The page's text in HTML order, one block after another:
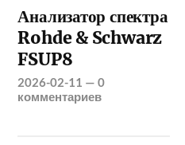
Анализатор спектра
Rohde & Schwarz
FSUP8
2026-02-11 —0
комментариев